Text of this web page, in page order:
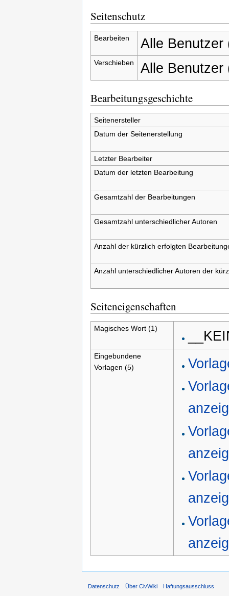
Seitenschutz
Bearbeiten Alle Benutzer
Verschieben Alle Benutzer
Bearbeitungsgeschichte
Seitenersteller
Datum der Seitenerstellung
Letzter Bearbeiter
Datum der letzten Bearbeitung
Gesamtzahl der Bearbeitungen
Gesamtzahl unterschiedlicher Autoren
Anzahl der kürzlich erfolgten
Anzahl unterschiedlicher Autoren der
Seiteneigenschaften
Magisches Wort (1)
Eingebundene
Vorlagen (5)
Datenschutz Über CivWiki Haftungsausschluss